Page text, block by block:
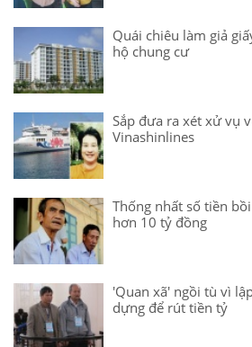
Quái chiêu làm giả
hộ chung cư
Sắp đưa ra xét xử vụ
Vinashinlines
Thống nhất số tiền
hơn 10 tỷ đồng
'Quan xã' ngồi tù vì
dựng để rút tiền tỷ